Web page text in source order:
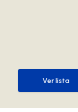
Ver lista
Ver lista